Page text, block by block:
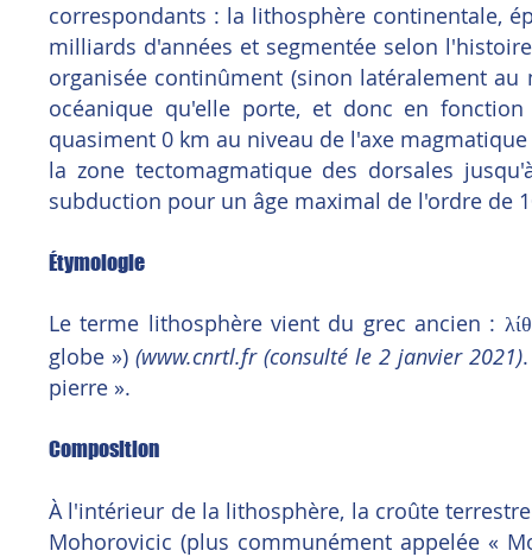
correspondants : la lithosphère continentale,
milliards d'années et segmentée selon
organisée continûment (sinon latéralement
océanique qu'elle porte, et donc en
quasiment 0 km au niveau de l'axe
la zone tectomagmatique des dorsales
subduction pour un âge maximal de l'ordre de
Étymologie
Le terme lithosphère vient du grec ancien :
globe ») (www.cnrtl.fr(consulté le 2 janvier 2021)
pierre ».
Composition
À l'intérieur de la lithosphère, la croûte
Mohorovicic (plus communément appelée «